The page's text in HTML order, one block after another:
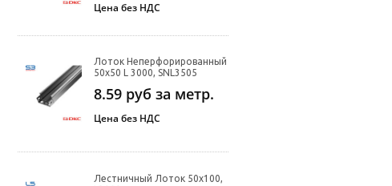
Цена без НДС
Лоток Неперфорированный
50х50 L 3000, SNL3505
8.59 руб за метр.
Цена без НДС
Лестничный Лоток 50х100,